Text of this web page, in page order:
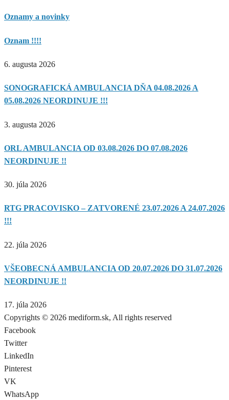
Oznamy a novinky
Oznam !!!!
6. augusta 2026
SONOGRAFICKÁ AMBULANCIA DŇA 04.08.2026 A
05.08.2026 NEORDINUJE !!!
3. augusta 2026
ORL AMBULANCIA OD 03.08.2026 DO 07.08.2026
NEORDINUJE !!
30. júla 2026
RTG PRACOVISKO – ZATVORENÉ 23.07.2026 A 24.07.2026
!!!
22. júla 2026
VŠEOBECNÁ AMBULANCIA OD 20.07.2026 DO 31.07.2026
NEORDINUJE !!
17. júla 2026
Copyrights © 2026 mediform.sk, All rights reserved​
Facebook
Twitter
LinkedIn
Pinterest
VK
WhatsApp